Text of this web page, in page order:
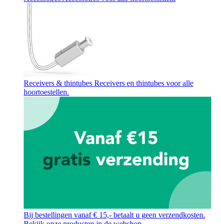
Receivers & thintubes Receivers en thintubes voor alle
hoortoestellen.
Bij bestellingen vanaf € 15,- betaalt u geen verzendkosten.